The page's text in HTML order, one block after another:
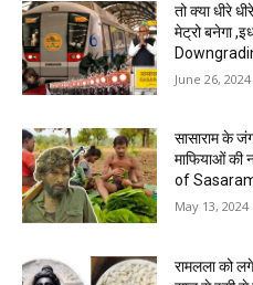
तो क्या धीरे
मेट्रो बनेगा
June 26, 2024
सासाराम के
माफियाओं
of
May 13, 2024
रामलला को